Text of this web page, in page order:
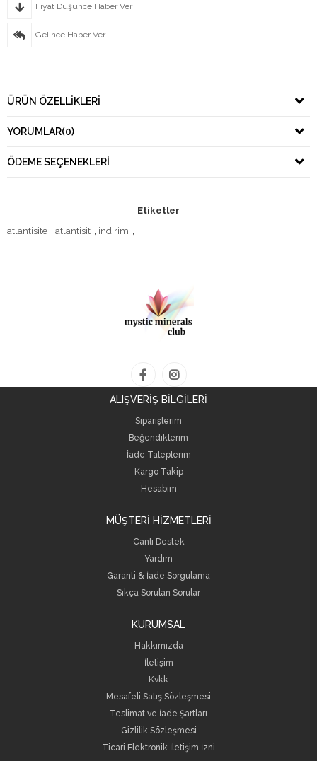
Fiyat Düşünce Haber Ver
Gelince Haber Ver
ÜRÜN ÖZELLIKLERI
YORUMLAR(0)
ÖDEME SEÇENEKLERI
Etiketler
atlantisite
atlantisit indirim
ALIŞVERİŞ BİLGİLERİ
Siparişlerim
Beğendiklerim
İade Taleplerim
Kargo Takip
Hesabım
MÜŞTERİ HİZMETLERİ
Canlı Destek
Yardım
Garanti & İade Sorgulama
Sıkça Sorulan Sorular
KURUMSAL
Hakkımızda
İletişim
Kvkk
Mesafeli Satış Sözleşmesi
Teslimat ve İade Şartları
Gizlilik Sözleşmesi
Ticari Elektronik İletişim İzni